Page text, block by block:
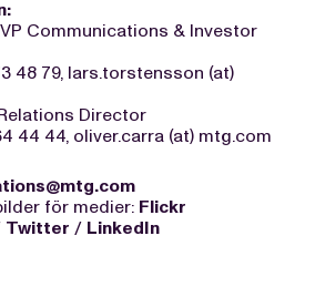
Communications & Investor
48 79, lars.torstensson (at)
Director
44 44, oliver.carra (at) mtg.com
för medier: Flickr
Twitter / LinkedIn